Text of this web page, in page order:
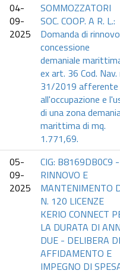
04-
09-
2025
SOMMOZZATORI
SOC. COOP. A R. L.:
Domanda di rinnovo
concessione
demaniale
ex art. 36 Cod. Nav.
31/2019 afferente
all'occupazione e
di una zona
marittima di mq.
1.771,69.
05-
09-
2025
CIG: B8169DB0C9 -
RINNOVO E
MANTENIMENTO
N. 120 LICENZE
KERIO CONNECT
LA DURATA DI
DUE - DELIBERA DI
AFFIDAMENTO E
IMPEGNO DI